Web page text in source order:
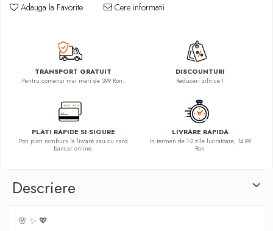
Adauga la Favorite Cere informatii
TRANSPORT GRATUIT
Pentru comenzi mai mari de 399 Ron.
DISCOUNTURI
Reduceri zilnice !
PLATI RAPIDE SI SIGURE
Poti plati ramburs la livrare sau cu card
bancar online.
LIVRARE RAPIDA
In termen de 1-2 zile lucratoare, 14.99
Ron
Descriere
🌸 ✨ 💖